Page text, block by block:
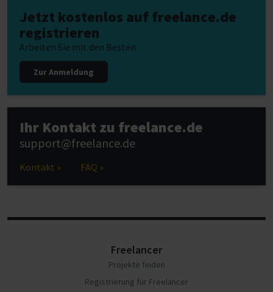
Jetzt kostenlos auf freelance.de
registrieren
Arbeiten Sie mit den Besten
Zur Anmeldung
Ihr Kontakt zu freelance.de
support@freelance.de
Kontakt » FAQ »
Freelancer
Projekte finden
Registrierung für Freelancer